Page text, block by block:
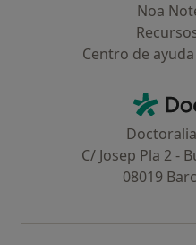
Noa
Centro de
C/ Josep Pla 2 -
08019